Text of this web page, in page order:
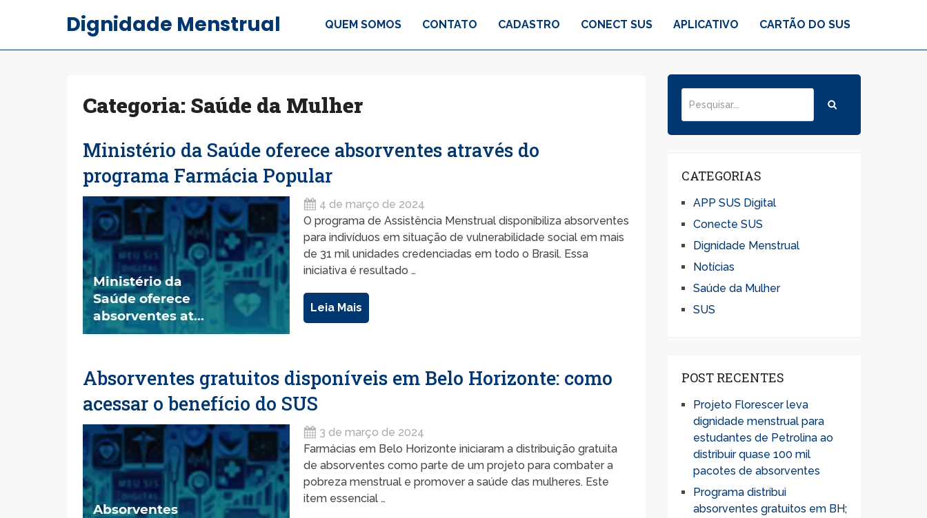
Dignidade Menstrual QUEM SOMOS CONTATO CADASTRO CONECT SUS APLICATIVO CARTÃO DO SUS
Categoria: Saúde da Mulher
Ministério da Saúde oferece absorventes através do
programa Farmácia Popular
4 de março de 2024
O programa de Assistência Menstrual disponibiliza absorventes
para indivíduos em situação de vulnerabilidade social em mais
de 31 mil unidades credenciadas em todo o Brasil. Essa
iniciativa é resultado …
Leia Mais
Absorventes gratuitos disponíveis em Belo Horizonte: como
acessar o benefício do SUS
3 de março de 2024
Farmácias em Belo Horizonte iniciaram a distribuição gratuita
de absorventes como parte de um projeto para combater a
pobreza menstrual e promover a saúde das mulheres. Este
item essencial …
CATEGORIAS
APP SUS Digital
Conecte SUS
Dignidade Menstrual
Notícias
Saúde da Mulher
SUS
POST RECENTES
Projeto Florescer leva
dignidade menstrual para
estudantes de Petrolina ao
distribuir quase 100 mil
pacotes de absorventes
Programa distribui
absorventes gratuitos em BH;